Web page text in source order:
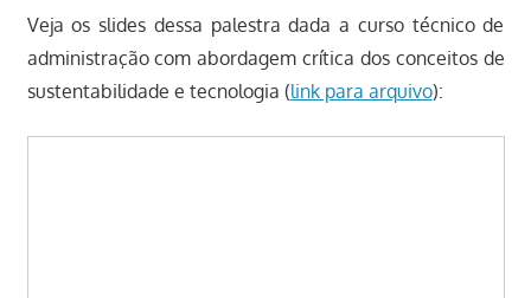
Veja os slides dessa palestra dada a curso técnico de
administração com abordagem crítica dos conceitos de
sustentabilidade e tecnologia (link para arquivo):